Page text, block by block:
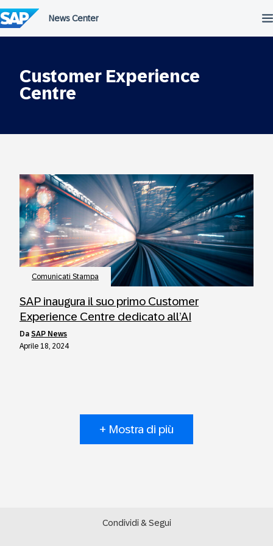
al
contenuto
Customer Experience
Centre
Comunicati Stampa
SAP inaugura il suo primo Customer
Experience Centre dedicato all’AI
da SAP News
Aprile 18, 2024
+ Mostra di più
Condividi & Segui